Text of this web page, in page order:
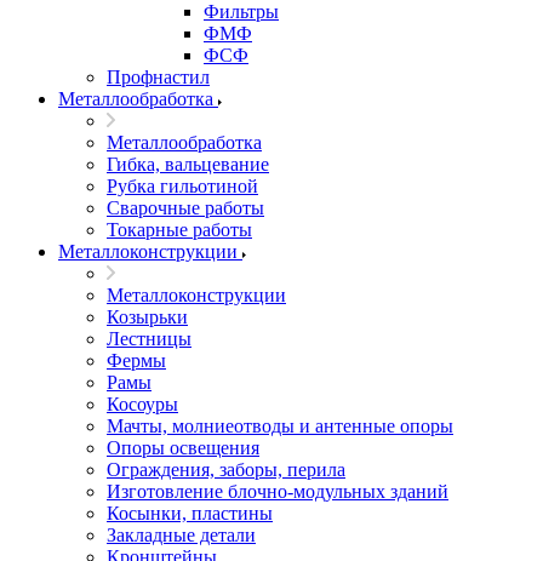
Фильтры
ФМФ
ФСФ
Профнастил
Металлообработка
Металлообработка
Гибка, вальцевание
Рубка гильотиной
Сварочные работы
Токарные работы
Металлоконструкции
Металлоконструкции
Козырьки
Лестницы
Фермы
Рамы
Косоуры
Мачты, молниеотводы и антенные опоры
Опоры освещения
Ограждения, заборы, перила
Изготовление блочно-модульных зданий
Косынки, пластины
Закладные детали
Кронштейны